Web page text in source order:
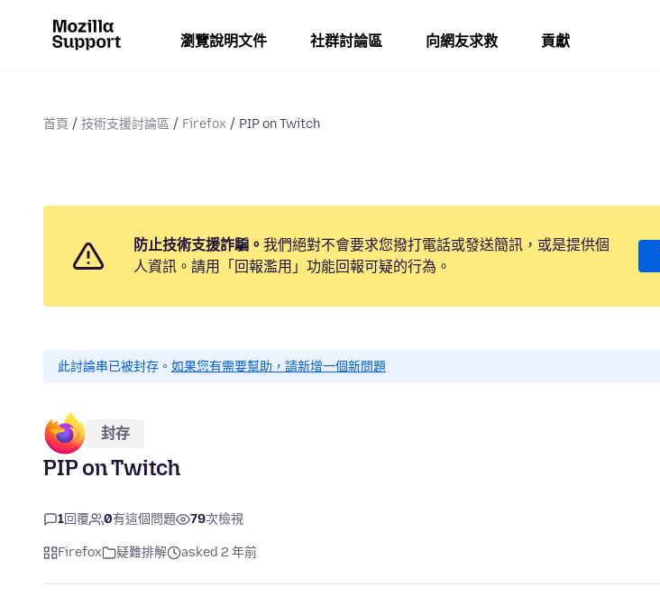
瀏覽說明文件 社群討論區 向網友求救 貢獻
首頁 技術支援討論區 Firefox PIP on Twitch
防止技術支援詐騙。 我們絕對不會要求您撥打電話或發送簡訊，或是提供個
人資訊。請用「回報濫用」功能回報可疑的行為。
此討論串已被封存。 如果您有需要幫助，請新增一個新問題
封存
PIP on Twitch
1回覆 0有這個問題 79次檢視
Firefox 疑難排解 asked 2 年前